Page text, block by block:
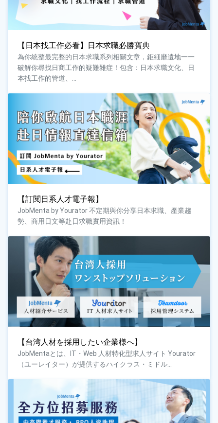
【日本找工作必看】日本求職必勝寶典
為你統整最完整的日本求職系列相關文章，鉅細靡遺地一一
破解你尋找日商工作的疑難雜症！包含：日本求職文化、日
本找工作的管道、...
【訂閱日系人才電子報】
JobMenta by Yourator 不定期與你分享日本求職、產業趨
勢、商用日文等赴日求職實用資訊！
【台湾人材を採用したい企業様へ】
JobMentaとは、IT・Web 人材特化型求人サイト Yourator
（ユーレイター）が提供するハイクラス・ミドル...